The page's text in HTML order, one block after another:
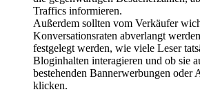
Traffics informieren.
Außerdem sollten vom Verkäufer
Konversationsraten abverlangt
festgelegt werden, wie viele Leser
Bloginhalten interagieren und ob sie
bestehenden Bannerwerbungen
klicken.